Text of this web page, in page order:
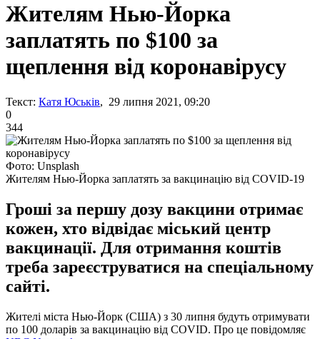
Жителям Нью-Йорка
заплатять по $100 за
щеплення від коронавірусу
Текст: Катя Юськів, 29 липня 2021, 09:20
0
344
Фото: Unsplash
Жителям Нью-Йорка заплатять за вакцинацію від COVID-19
Гроші за першу дозу вакцини отримає
кожен, хто відвідає міський центр
вакцинації. Для отримання коштів
треба зареєструватися на спеціальному
сайті.
Жителі міста Нью-Йорк (США) з 30 липня будуть отримувати
по 100 доларів за вакцинацію від COVID. Про це повідомляє